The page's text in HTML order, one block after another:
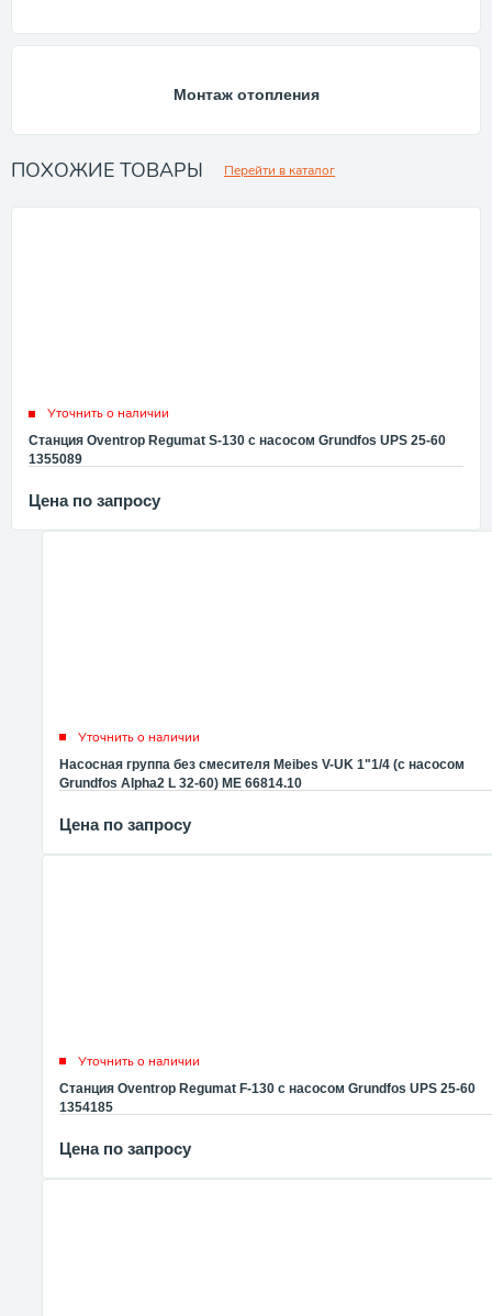
Монтаж отопления
ПОХОЖИЕ ТОВАРЫ Перейти в каталог
Уточнить о наличии
Станция Oventrop Regumat S-130 с насосом Grundfos UPS 25-60
1355089
Цена по запросу
Уточнить о наличии
Насосная группа без смесителя Meibes V-UK 1"1/4 (с насосом
Grundfos Alpha2 L 32-60) ME 66814.10
Цена по запросу
Уточнить о наличии
Станция Oventrop Regumat F-130 с насосом Grundfos UPS 25-60
1354185
Цена по запросу